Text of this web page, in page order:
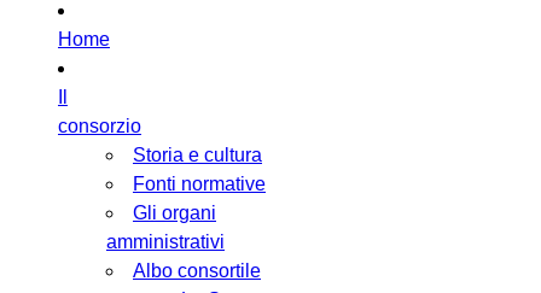
Home
consorzio
Storia e cultura
Fonti normative
Gli organi
amministrativi
Albo consortile